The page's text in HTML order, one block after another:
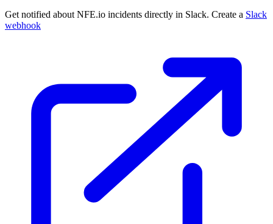
Get notified about NFE.io incidents directly in Slack. Create a Slack
webhook